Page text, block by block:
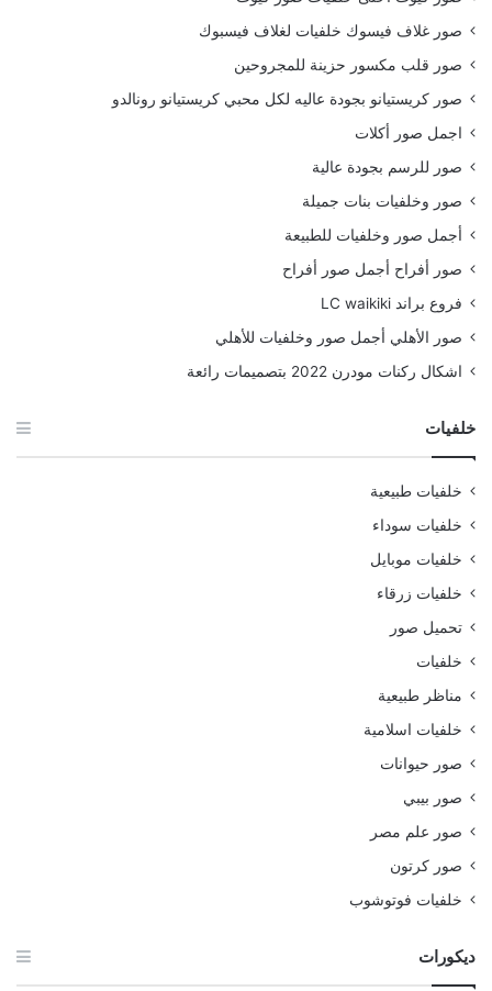
صور غلاف فيسوك خلفيات لغلاف فيسبوك
صور قلب مكسور حزينة للمجروحين
صور كريستيانو بجودة عاليه لكل محبي كريستيانو رونالدو
اجمل صور أكلات
صور للرسم بجودة عالية
صور وخلفيات بنات جميلة
أجمل صور وخلفيات للطبيعة
صور أفراح أجمل صور أفراح
فروع براند LC waikiki
صور الأهلي أجمل صور وخلفيات للأهلي
اشكال ركنات مودرن 2022 بتصميمات رائعة
خلفيات
خلفيات طبيعية
خلفيات سوداء
خلفيات موبايل
خلفيات زرقاء
تحميل صور
خلفيات
مناظر طبيعية
خلفيات اسلامية
صور حيوانات
صور بيبي
صور علم مصر
صور كرتون
خلفيات فوتوشوب
ديكورات